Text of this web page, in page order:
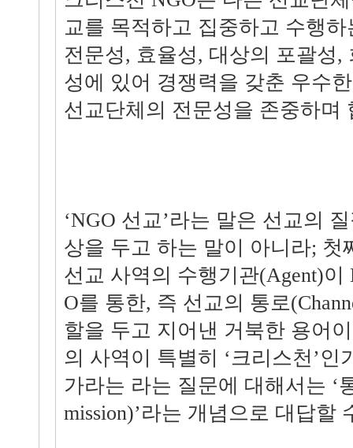
교를 목적하고 집중하고 수행
전문성, 효율성, 대상의 포괄성,
성에 있어 경쟁력을 갖춘 우수
선교단체의 전문성을 존중하며
‘NGO 선교’라는 말은 선교의
상을 두고 하는 말이 아니라; 첫
선교 사역의 수행기관(Agent)이
O를 통한, 즉 선교의 통로
할을 두고 지어낸 거북한 용어
의 사역이 특별히 ‘크리스천’인
가라는 라는 질문에 대해서는 ‘
mission)’라는 개념으로 대답할